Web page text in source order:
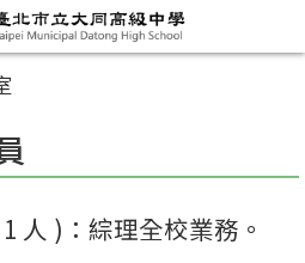
人 )：綜理全校業務。